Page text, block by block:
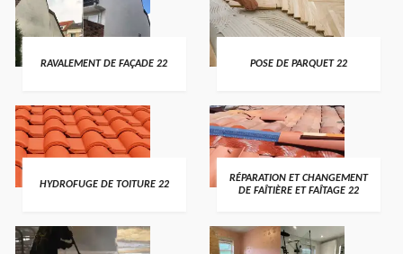
RAVALEMENT DE FAÇADE 22 POSE DE PARQUET 22
HYDROFUGE DE TOITURE 22
RÉPARATION ET CHANGEMENT
DE FAÎTIÈRE ET FAÎTAGE 22